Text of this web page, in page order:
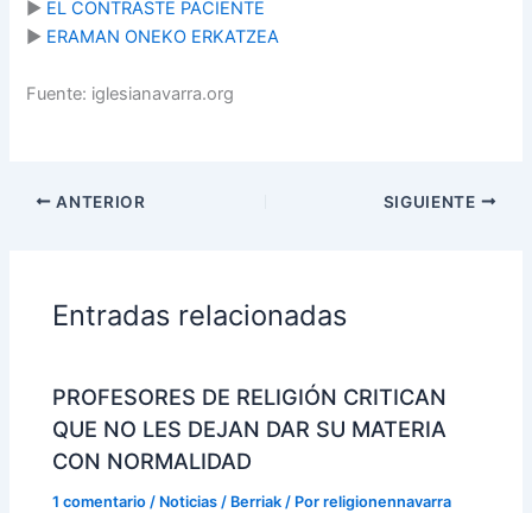
► EL CONTRASTE PACIENTE
► ERAMAN ONEKO ERKATZEA
Fuente: iglesianavarra.org
ANTERIOR SIGUIENTE
Entradas relacionadas
PROFESORES DE RELIGIÓN CRITICAN
QUE NO LES DEJAN DAR SU MATERIA
CON NORMALIDAD
1 comentario / Noticias / Berriak / Porreligionennavarra